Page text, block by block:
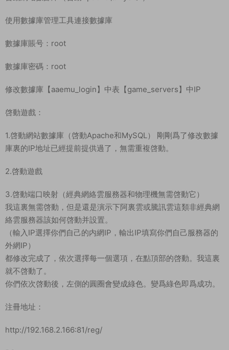
使用數據庫管理工具連接數據庫
數據庫賬号：root
數據庫密碼：root
修改數據庫【aaemu_login】中表【game_servers】中IP
啓動遊戲：
1.啓動網站數據庫（啓動Apache和MySQL） 剛剛爲了修改數據
庫裏的IP地址已經提前提供過了，無需重複啓動。
2.啓動遊戲
3.啓動端口映射（經典網絡雲服務器和物理機無需啓動它）
我這裏無需啓動，但是還是演示下阿裏雲或騰訊雲這類非經典網
絡雲服務器該如何啓動并設置。
（輸入IP選擇你們自己的内網IP，輸出IP填寫你們自己服務器的
外網IP）
都修改完成了，依次選擇每一個選項，在點頂部的啓動。我這裏
就不啓動了。
你們依次啓動後，左側的圓圈會變成綠色。變爲綠色即爲成功。
注冊地址：
http://192.168.2.166:81/reg/